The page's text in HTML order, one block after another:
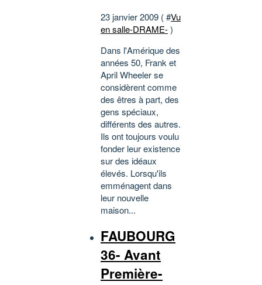
23 janvier 2009 ( #Vu
en salle-DRAME-)
Dans l'Amérique des
années 50, Frank et
April Wheeler se
considèrent comme
des êtres à part, des
gens spéciaux,
différents des autres.
Ils ont toujours voulu
fonder leur existence
sur des idéaux
élevés. Lorsqu'ils
emménagent dans
leur nouvelle
maison...
FAUBOURG
36- Avant
Première-